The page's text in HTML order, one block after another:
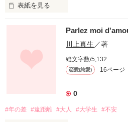
※物語の中で、女性を軽視するよう
いて書いてありますが、決して、女
助交際を推奨するためのものではあ
あくまで物語のテーマ上のことで
毎年どれよりも早く
花を咲かせる木がある
表紙を見る
あなたは今
何をしていますか？
Parlez moi
川上真生／著
総文字数/5,132
恋愛(純愛) 16ページ
0
#年の差 #遠距離 #大人 #大学生 #不安